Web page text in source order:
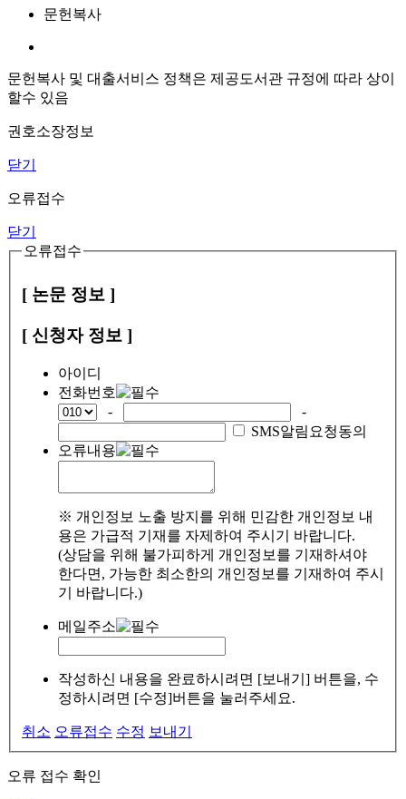
문헌복사
문헌복사 및 대출서비스 정책은 제공도서관 규정에 따라 상이
할수 있음
권호소장정보
닫기
오류접수
닫기
오류접수
[ 논문 정보 ]
[ 신청자 정보 ]
아이디
전화번호
-
-
SMS알림요청동의
오류내용
※ 개인정보 노출 방지를 위해 민감한 개인정보 내
용은 가급적 기재를 자제하여 주시기 바랍니다.
(상담을 위해 불가피하게 개인정보를 기재하셔야
한다면, 가능한 최소한의 개인정보를 기재하여 주시
기 바랍니다.)
메일주소
작성하신 내용을 완료하시려면 [보내기] 버튼을, 수
정하시려면 [수정]버튼을 눌러주세요.
취소 오류접수 수정 보내기
오류 접수 확인